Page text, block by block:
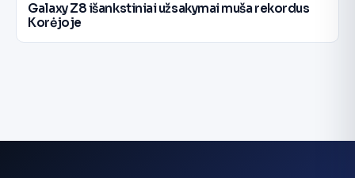
Galaxy Z8 išankstiniai užsakymai muša rekordus
Korėjoje